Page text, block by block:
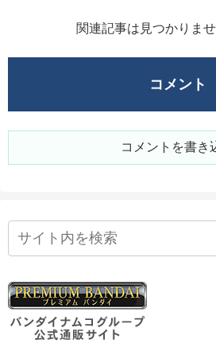
関連記事は見つかりませ
コメント
コメントを書き